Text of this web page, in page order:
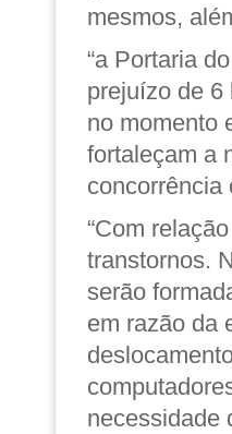
mesmos,
“a Portaria
prejuízo de 6
no momento
fortaleçam a
concorrência
“Com
transtornos.
serão
em razão da
necessidade